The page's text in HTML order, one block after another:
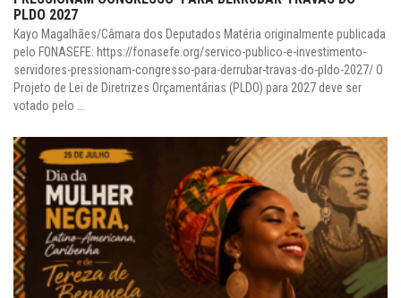
PLDO 2027
Kayo Magalhães/Câmara dos Deputados Matéria originalmente publicada
pelo FONASEFE: https://fonasefe.org/servico-publico-e-investimento-
servidores-pressionam-congresso-para-derrubar-travas-do-pldo-2027/ O
Projeto de Lei de Diretrizes Orçamentárias (PLDO) para 2027 deve ser
votado pelo ...